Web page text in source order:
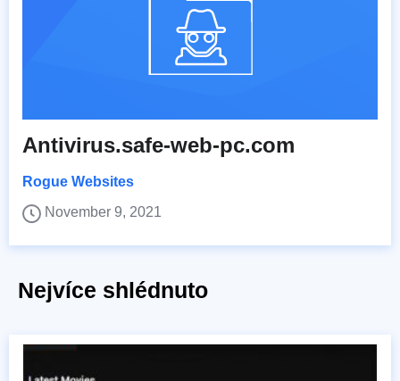
Antivirus.safe-web-pc.com
Rogue Websites
November 9, 2021
Nejvíce shlédnuto